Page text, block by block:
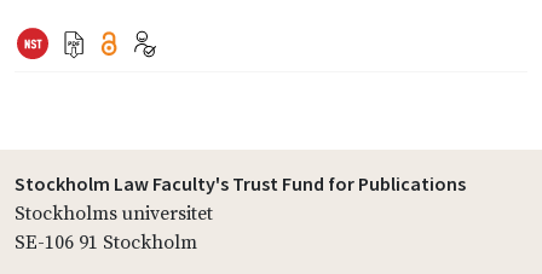
Stockholm Law Faculty's Trust Fund for Publications
Stockholms universitet
SE-106 91 Stockholm